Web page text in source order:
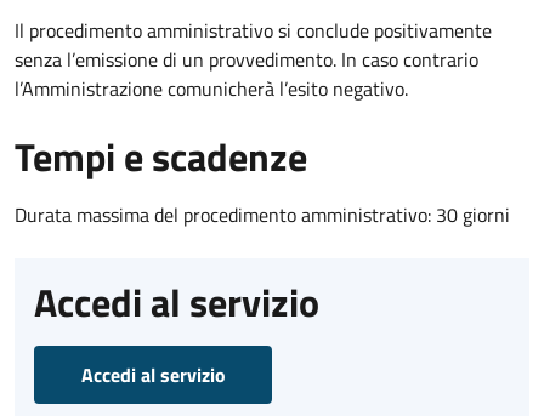
Il procedimento amministrativo si conclude positivamente
senza l’emissione di un provvedimento. In caso contrario
l’Amministrazione comunicherà l’esito negativo.
Tempi e scadenze
Durata massima del procedimento amministrativo: 30 giorni
Accedi al servizio
Accedi al servizio